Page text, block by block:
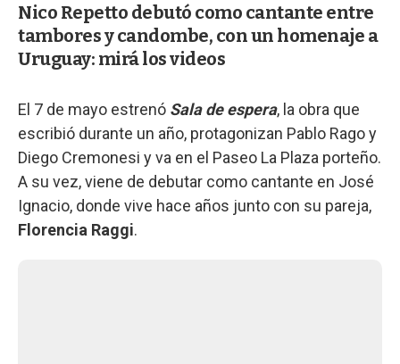
Nico Repetto debutó como cantante entre
tambores y candombe, con un homenaje a
Uruguay: mirá los videos
El 7 de mayo estrenó Sala de espera, la obra que
escribió durante un año, protagonizan Pablo Rago y
Diego Cremonesi y va en el Paseo La Plaza porteño.
A su vez, viene de debutar como cantante en José
Ignacio, donde vive hace años junto con su pareja,
Florencia Raggi.